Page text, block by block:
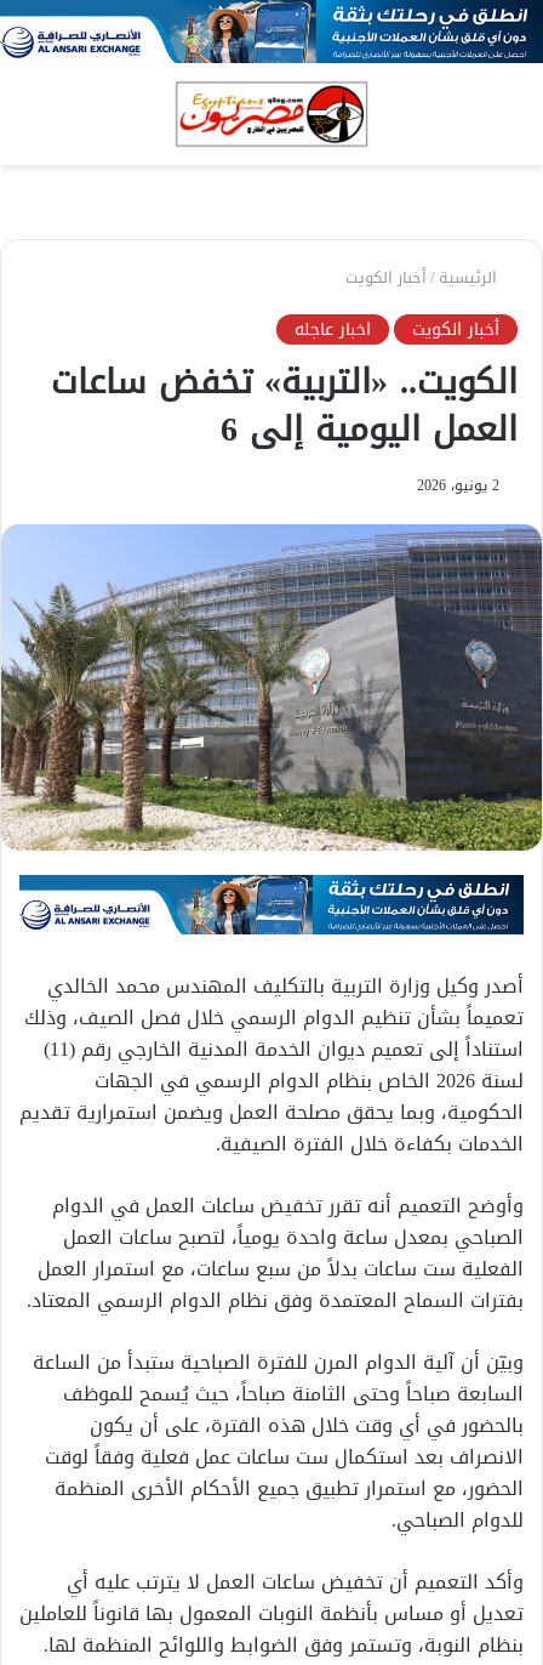
الرئيسية/أخبار الكويت
أخبار الكويت اخبار عاجله
الكويت.. «التربية» تخفض ساعات
العمل اليومية إلى 6
2 يونيو، 2026
أصدر وكيل وزارة التربية بالتكليف المهندس محمد الخالدي
تعميماً بشأن تنظيم الدوام الرسمي خلال فصل الصيف، وذلك
استناداً إلى تعميم ديوان الخدمة المدنية الخارجي رقم (11)
لسنة 2026 الخاص بنظام الدوام الرسمي في الجهات
الحكومية، وبما يحقق مصلحة العمل ويضمن استمرارية تقديم
الخدمات بكفاءة خلال الفترة الصيفية.
وأوضح التعميم أنه تقرر تخفيض ساعات العمل في الدوام
الصباحي بمعدل ساعة واحدة يومياً، لتصبح ساعات العمل
الفعلية ست ساعات بدلاً من سبع ساعات، مع استمرار العمل
بفترات السماح المعتمدة وفق نظام الدوام الرسمي المعتاد.
وبيّن أن آلية الدوام المرن للفترة الصباحية ستبدأ من الساعة
السابعة صباحاً وحتى الثامنة صباحاً، حيث يُسمح للموظف
بالحضور في أي وقت خلال هذه الفترة، على أن يكون
الانصراف بعد استكمال ست ساعات عمل فعلية وفقاً لوقت
الحضور، مع استمرار تطبيق جميع الأحكام الأخرى المنظمة
للدوام الصباحي.
وأكد التعميم أن تخفيض ساعات العمل لا يترتب عليه أي
تعديل أو مساس بأنظمة النوبات المعمول بها قانوناً للعاملين
بنظام النوبة، وتستمر وفق الضوابط واللوائح المنظمة لها.